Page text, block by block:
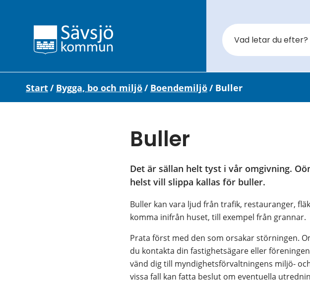
Start/ Bygga, bo och miljö/ Boendemiljö/ Buller
Buller
Det är sällan helt tyst i vår omgivning.
helst vill slippa kallas för buller.
Buller kan vara ljud från trafik, restauranger,
komma inifrån huset, till exempel från grannar.
Prata först med den som orsakar störningen.
du kontakta din fastighetsägare eller
vänd dig till myndighetsförvaltningens miljö-
vissa fall kan fatta beslut om eventuella